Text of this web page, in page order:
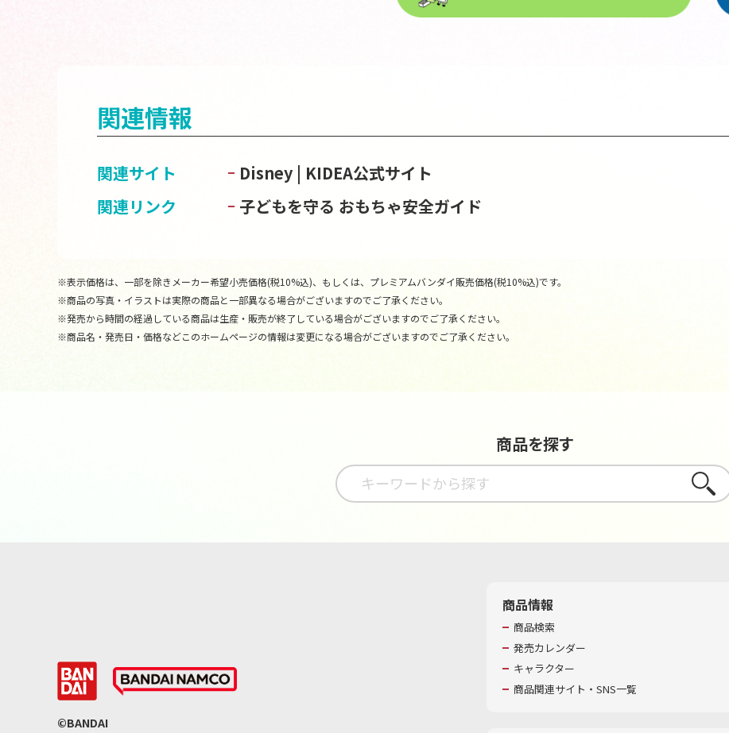
関連情報
関連サイト
Disney | KIDEA公式サイト
関連リンク
子どもを守る おもちゃ安全ガイド
※表示価格は、一部を除きメーカー希望小売価格(税10%込)、もしくは、プレミアムバンダイ販売価格(税10%込)です。
※商品の写真・イラストは実際の商品と一部異なる場合がございますのでご了承ください。
※発売から時間の経過している商品は生産・販売が終了している場合がございますのでご了承ください。
※商品名・発売日・価格などこのホームページの情報は変更になる場合がございますのでご了承ください。
商品を探す
さがす
©BANDAI
商品情報
商品検索
発売カレンダー
キャラクター
商品関連サイト・SNS一覧